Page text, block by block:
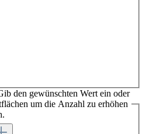
den gewünschten Wert ein oder
um die Anzahl zu erhöhen